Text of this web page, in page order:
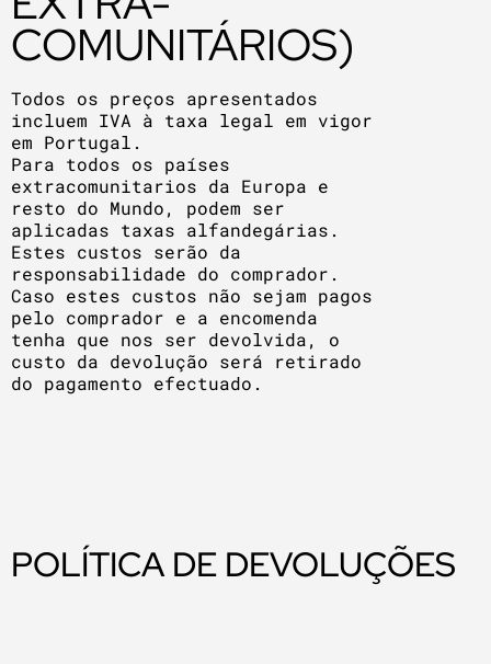
COMUNITÁRIOS)
Todos os preços apresentados
incluem IVA à taxa legal em vigor
em Portugal.
Para todos os países
extracomunitarios da Europa e
resto do Mundo, podem ser
aplicadas taxas alfandegárias.
Estes custos serão da
responsabilidade do comprador.
Caso estes custos não sejam pagos
pelo comprador e a encomenda
tenha que nos ser devolvida, o
custo da devolução será retirado
do pagamento efectuado.
POLÍTICA DE DEVOLUÇÕES